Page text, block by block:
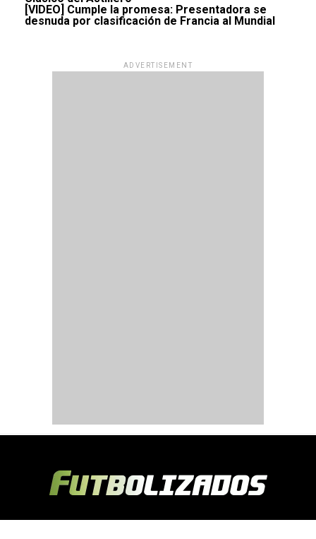
[VIDEO] Cumple la promesa: Presentadora se
desnuda por clasificación de Francia al Mundial
ADVERTISEMENT